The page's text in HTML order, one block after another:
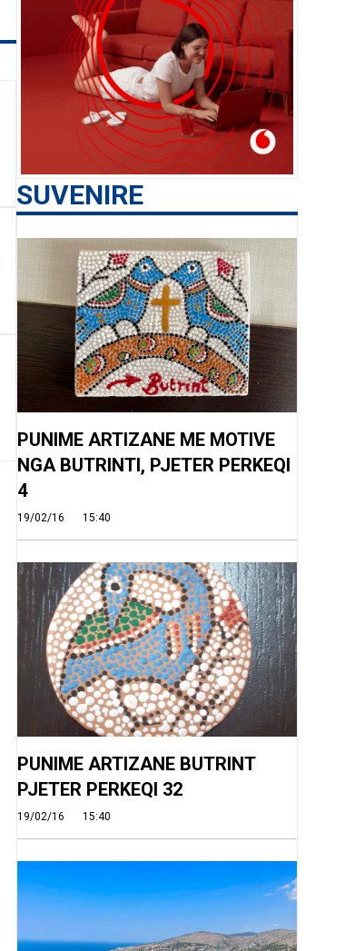
SUVENIRE
PUNIME ARTIZANE ME MOTIVE
NGA BUTRINTI, PJETER PERKEQI
4
19/02/16 15:40
PUNIME ARTIZANE BUTRINT
PJETER PERKEQI 32
19/02/16 15:40